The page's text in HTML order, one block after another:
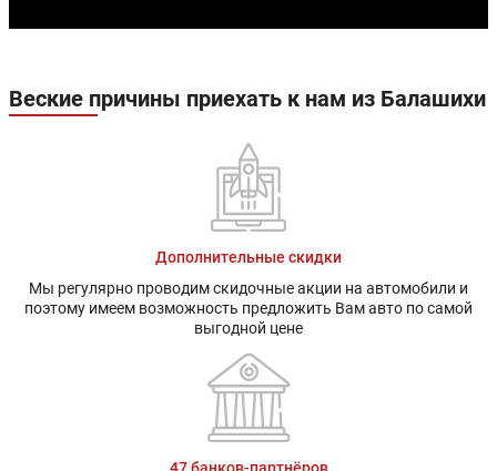
Веские причины приехать к нам из Балашихи
Дополнительные скидки
Мы регулярно проводим скидочные акции на автомобили и
поэтому имеем возможность предложить Вам авто по самой
выгодной цене